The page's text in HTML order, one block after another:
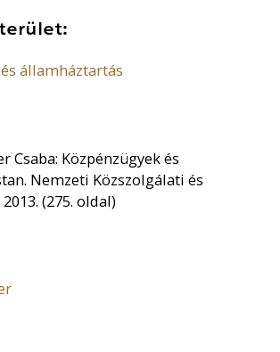
államháztartás
Csaba: Közpénzügyek és
Nemzeti Közszolgálati és
(275. oldal)